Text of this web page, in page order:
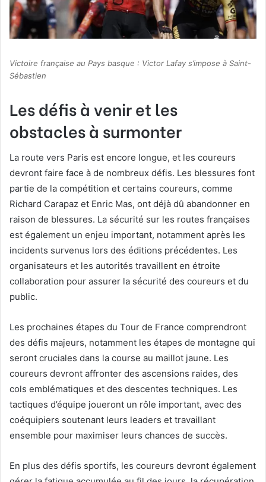
Victoire française au Pays basque : Victor Lafay s’impose à Saint-
Sébastien
Les défis à venir et les
obstacles à surmonter
La route vers Paris est encore longue, et les coureurs
devront faire face à de nombreux défis. Les blessures font
partie de la compétition et certains coureurs, comme
Richard Carapaz et Enric Mas, ont déjà dû abandonner en
raison de blessures. La sécurité sur les routes françaises
est également un enjeu important, notamment après les
incidents survenus lors des éditions précédentes. Les
organisateurs et les autorités travaillent en étroite
collaboration pour assurer la sécurité des coureurs et du
public.
Les prochaines étapes du Tour de France comprendront
des défis majeurs, notamment les étapes de montagne qui
seront cruciales dans la course au maillot jaune. Les
coureurs devront affronter des ascensions raides, des
cols emblématiques et des descentes techniques. Les
tactiques d’équipe joueront un rôle important, avec des
coéquipiers soutenant leurs leaders et travaillant
ensemble pour maximiser leurs chances de succès.
En plus des défis sportifs, les coureurs devront également